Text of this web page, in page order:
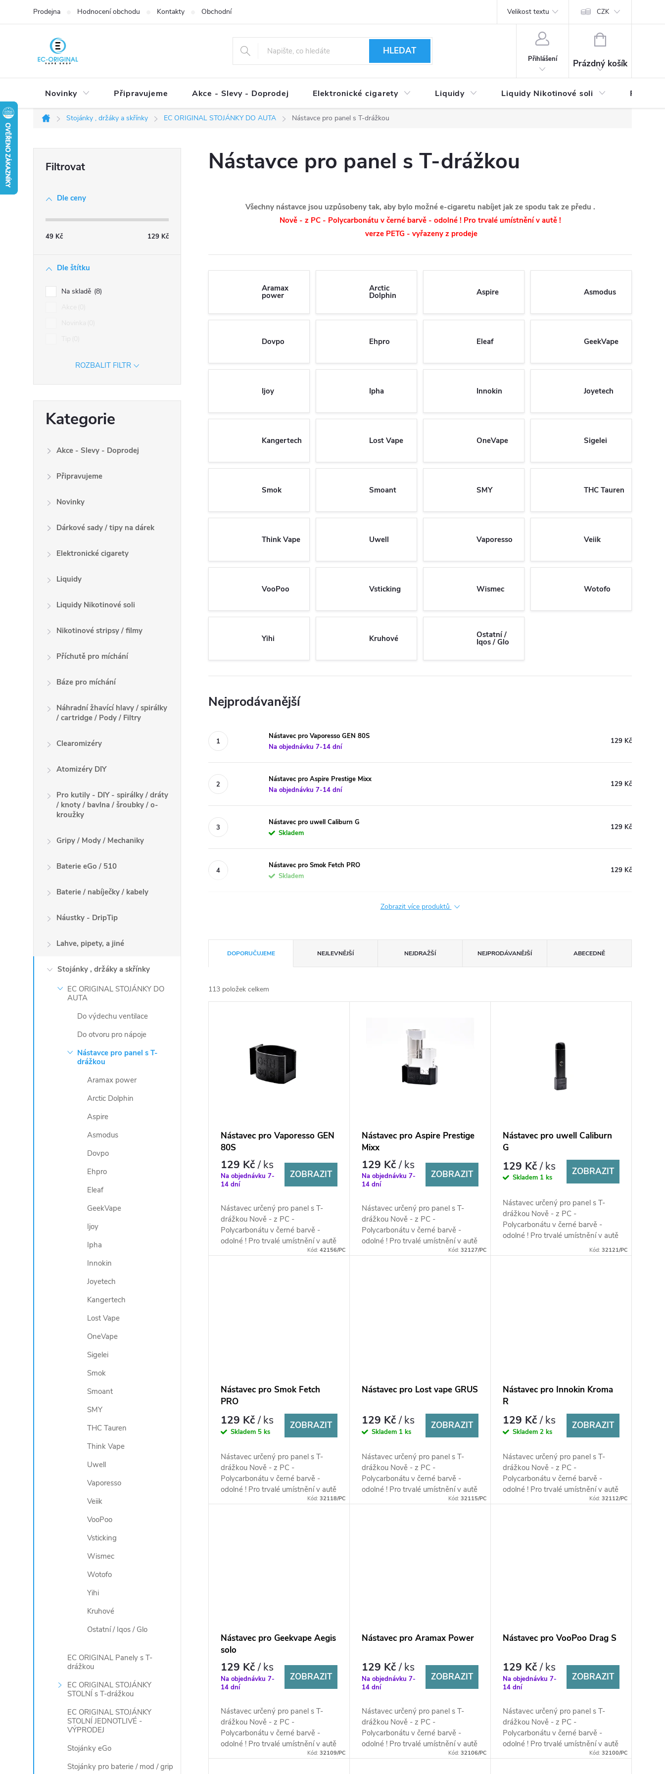
Prodejna Hodnocení obchodu Kontakty Obchodní podmínky Reklamační řád Vrácení zboží a reklamace
Velikost textu CZK
HLEDAT
Přihlášení
NÁKUPNÍ
Prázdný košík
Novinky Připravujeme Akce - Slevy - Doprodej Elektronické cigarety Liquidy Liquidy Nikotinové soli
Domů
Stojánky , držáky a skřínky EC ORIGINAL STOJÁNKY DO AUTA Nástavce pro panel s T-drážkou
Dle ceny
49 Kč 129 Kč
Dle štítku
Na skladě 8
ROZBALIT FILTR
kategorie
Kategorie
Akce - Slevy - Doprodej
Připravujeme
Novinky
Dárkové sady / tipy na dárek
Elektronické cigarety
Liquidy
Liquidy Nikotinové soli
Nikotinové stripsy / filmy
Příchutě pro míchání
Báze pro míchání
Náhradní žhavící hlavy / spirálky
/ cartridge / Pody / Filtry
Clearomizéry
Atomizéry DIY
Pro kutily - DIY - spirálky / dráty
/ knoty / bavlna / šroubky / o-
kroužky
Gripy / Mody / Mechaniky
Baterie eGo / 510
Baterie / nabíječky / kabely
Náustky - DripTip
Lahve, pipety, a jiné
Stojánky , držáky a skřínky
EC ORIGINAL STOJÁNKY DO
AUTA
Do výdechu ventilace
Do otvoru pro nápoje
Nástavce pro panel s T-
drážkou
Aramax power
Arctic Dolphin
Aspire
Asmodus
Dovpo
Ehpro
Eleaf
GeekVape
Ijoy
Ipha
Innokin
Joyetech
Kangertech
Lost Vape
OneVape
Sigelei
Smok
Smoant
SMY
THC Tauren
Think Vape
Uwell
Vaporesso
Veiik
VooPoo
Vsticking
Wismec
Wotofo
Yihi
Kruhové
Ostatní / Iqos / Glo
EC ORIGINAL Panely s T-
drážkou
EC ORIGINAL STOJÁNKY
STOLNÍ s T-drážkou
EC ORIGINAL STOJÁNKY
STOLNÍ JEDNOTLIVÉ -
VÝPRODEJ
Stojánky eGo
Stojánky pro baterie / mod / grip
Nástavce pro panel s T-drážkou
Všechny nástavce jsou uzpůsobeny tak, aby bylo možné e-cigaretu nabíjet jak ze spodu tak ze předu .
Nově - z PC - Polycarbonátu v černé barvě - odolné ! Pro trvalé umístnění v autě !
verze PETG - vyřazeny z prodeje
Aramax
power
Arctic
Dolphin Aspire Asmodus
Dovpo Ehpro Eleaf GeekVape
Ijoy Ipha Innokin Joyetech
Kangertech Lost Vape OneVape Sigelei
Smok Smoant SMY THC Tauren
Think Vape Uwell Vaporesso Veiik
VooPoo Vsticking Wismec Wotofo
Yihi Kruhové Ostatní /
Iqos / Glo
Nejprodávanější
Nástavec pro Vaporesso GEN 80S
Na objednávku 7-14 dní
129 Kč
Nástavec pro Aspire Prestige Mixx
Na objednávku 7-14 dní
129 Kč
Nástavec pro uwell Caliburn G
Skladem
129 Kč
Nástavec pro Smok Fetch PRO
Skladem
129 Kč
Zobrazit více produktů
e
n
DOPORUČUJEME NEJLEVNĚJŠÍ NEJDRAŽŠÍ NEJPRODÁVANĚJŠÍ ABECEDNĚ
113 položek celkem
Nástavec pro Vaporesso GEN
80S
129 Kč/ ks
Na objednávku 7-
14 dní
ZOBRAZIT
Nástavec určený pro panel s T-
drážkou Nově - z PC -
Polycarbonátu v černé barvě -
odolné ! Pro trvalé umístnění v autě
Kód:42156/PC
Nástavec pro Aspire Prestige
Mixx
129 Kč/ ks
Na objednávku 7-
14 dní
ZOBRAZIT
Nástavec určený pro panel s T-
drážkou Nově - z PC -
Polycarbonátu v černé barvě -
odolné ! Pro trvalé umístnění v autě
Kód: 32127/PC
Nástavec pro uwell Caliburn
G
129 Kč/ ks
Skladem 1 ks
ZOBRAZIT
Nástavec určený pro panel s T-
drážkou Nově - z PC -
Polycarbonátu v černé barvě -
odolné ! Pro trvalé umístnění v autě
Kód: 32121/PC
Nástavec pro Smok Fetch
PRO
129 Kč/ ks
Skladem 5 ks
ZOBRAZIT
Nástavec určený pro panel s T-
drážkou Nově - z PC -
Polycarbonátu v černé barvě -
odolné ! Pro trvalé umístnění v autě
Kód:32118/PC
Nástavec pro Lost vape GRUS
129 Kč/ ks
Skladem 1 ks
ZOBRAZIT
Nástavec určený pro panel s T-
drážkou Nově - z PC -
Polycarbonátu v černé barvě -
odolné ! Pro trvalé umístnění v autě
Kód: 32115/PC
Nástavec pro Innokin Kroma
R
129 Kč/ ks
Skladem 2 ks
ZOBRAZIT
Nástavec určený pro panel s T-
drážkou Nově - z PC -
Polycarbonátu v černé barvě -
odolné ! Pro trvalé umístnění v autě
Kód: 32112/PC
Nástavec pro Geekvape Aegis
solo
129 Kč/ ks
Na objednávku 7-
14 dní
ZOBRAZIT
Nástavec určený pro panel s T-
drážkou Nově - z PC -
Polycarbonátu v černé barvě -
odolné ! Pro trvalé umístnění v autě
Kód:32109/PC
Nástavec pro Aramax Power
129 Kč/ ks
Na objednávku 7-
14 dní
ZOBRAZIT
Nástavec určený pro panel s T-
drážkou Nově - z PC -
Polycarbonátu v černé barvě -
odolné ! Pro trvalé umístnění v autě
Kód: 32106/PC
Nástavec pro VooPoo Drag S
129 Kč/ ks
Na objednávku 7-
14 dní
ZOBRAZIT
Nástavec určený pro panel s T-
drážkou Nově - z PC -
Polycarbonátu v černé barvě -
odolné ! Pro trvalé umístnění v autě
Kód: 32100/PC